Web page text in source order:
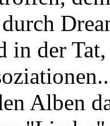
in der
Alben